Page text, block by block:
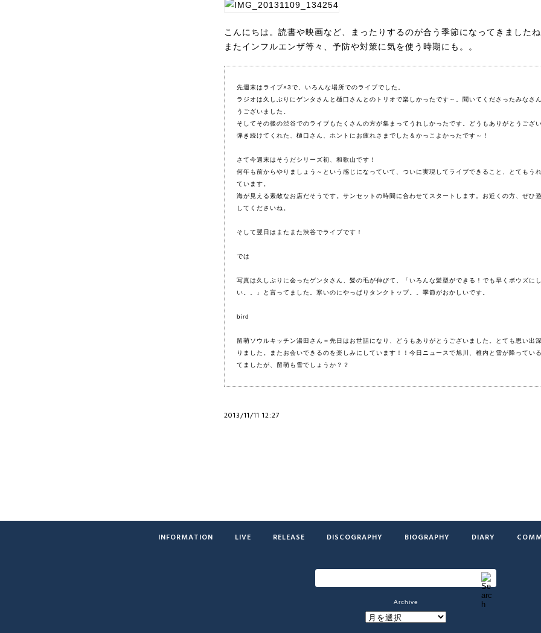
こんにちは。読書や映画など、まったりするのが合う季節になってきました
またインフルエンザ等々、予防や対策に気を使う時期にも。。
先週末はライブ×3で、いろんな場所でのライブでした。
ラジオは久しぶりにゲンタさんと樋口さんとのトリオで楽しかったです～。聞いてくださったみなさ
うございました。
そしてその後の渋谷でのライブもたくさんの方が集まってうれしかったです。どうもありがとうござ
弾き続けてくれた、樋口さん、ホントにお疲れさまでした＆かっこよかったです～！
さて今週末はそうだシリーズ初、和歌山です！
何年も前からやりましょう～という感じになっていて、ついに実現してライブできること、とてもう
ています。
海が見える素敵なお店だそうです。サンセットの時間に合わせてスタートします。お近くの方、ぜひ
してくださいね。
そして翌日は またまた渋谷でライブです！
では
写真は久しぶりに会ったゲンタさん、髪の毛が伸びて、「いろんな髪型ができる！でも早くボウズに
い。。」と言ってました。寒いのにやっぱりタンクトップ。。季節がおかしいです。
bird
留萌ソウルキッチン湯田さん＝先日はお世話になり、どうもありがとうございました。とても思い出
りました。またお会いできるのを楽しみにしています！！今日ニュースで旭川、稚内と雪が降ってい
てましたが、留萌も雪でしょうか？？
2013/11/11 12:27
INFORMATION LIVE RELEASE DISCOGRAPHY BIOGRAPHY DIARY
Archive